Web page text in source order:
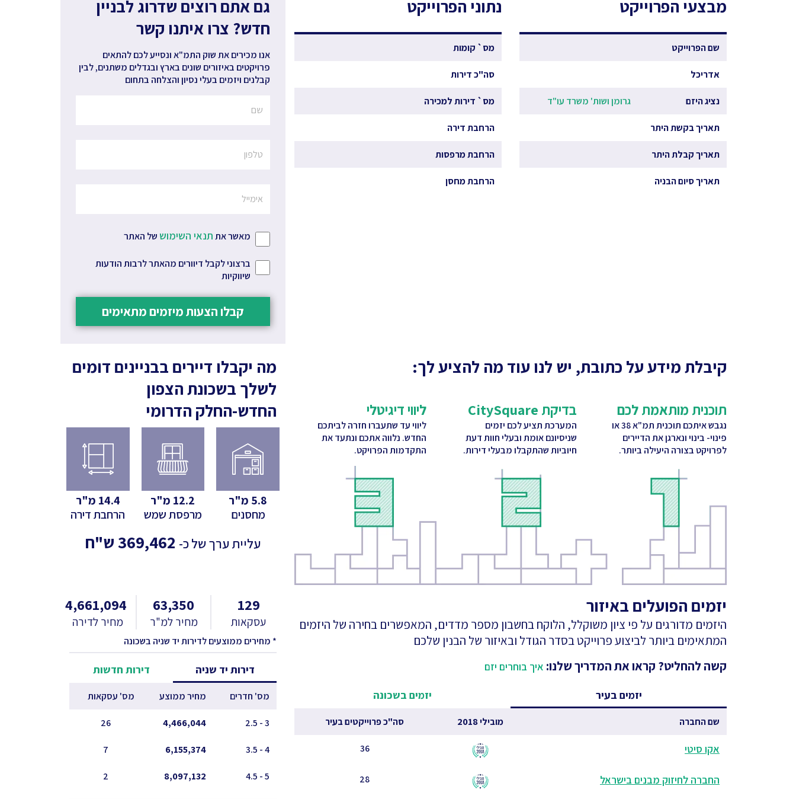
מבצעי הפרוייקט
שם הפרוייקט
אדריכל
נציג היזם גרומן ושות' משרד עו"ד
תאריך בקשת היתר
תאריך קבלת היתר
תאריך סיום הבניה
נתוני הפרוייקט
מס` קומות
סה"כ דירות
מס` דירות למכירה
הרחבת דירה
הרחבת מרפסות
הרחבת מחסן
גם אתם רוצים שדרוג לבניין
חדש? צרו איתנו קשר
אנו מכירים את שוק התמ"א ונסייע לכם להתאים
פרויקטים באיזורים שונים בארץ ובגדלים משתנים, לבין
קבלנים ויזמים בעלי נסיון והצלחה בתחום
מאשר אתתנאי השימוש של האתר
ברצוני לקבל דיוורים מהאתר לרבות הודעות
שיווקיות
קבלו הצעות מיזמים מתאימים
קיבלת מידע על כתובת, יש לנו עוד מה להציע לך:
תוכנית מותאמת לכם
נגבש איתכם תוכנית תמ"א 38 או
פינוי- בינוי ונארגן את הדיירים
לפרויקט בצורה היעילה ביותר.
בדיקת CitySquare
המערכת תציע לכם יזמים
שניסיונם אומת ובעלי חוות דעת
חיוביות שהתקבלו מבעלי דירות.
ליווי דיגיטלי
ליווי עד שתעברו חזרה לביתכם
החדש. נלווה אתכם ונתעד את
התקדמות הפרויקט.
מה יקבלו דיירים בבניינים דומים
לשלך בשכונת הצפון
החדש-החלק הדרומי
5.8 מ"ר
מחסנים
12.2 מ"ר
מרפסת שמש
14.4 מ"ר
הרחבת דירה
עליית ערך של כ- ש"ח
יזמים הפועלים באיזור
היזמים מדורגים על פי ציון משוקלל, הלוקח בחשבון מספר מדדים, המאפשרים בחירה של היזמים
המתאימים ביותר לביצוע פרוייקט בסדר הגודל ובאיזור של הבנין שלכם
קשה להחליט? קראו את המדריך שלנו: איך בוחרים יזם
יזמים בעיר יזמים בשכונה
שם החברה מובילי 2018 סה"כ פרוייקטים בעיר
אקו סיטי 36
החברה לחיזוק מבנים בישראל 28
129
עסקאות
63,350
מחיר למ"ר
4,661,094
מחיר לדירה
* מחירים ממוצעים לדירות יד שניה בשכונה
דירות יד שניה דירות חדשות
מס' חדרים מחיר ממוצע מס' עסקאות
3 - 2.5
4,466,044
26
4 - 3.5
6,155,374
7
5 - 4.5
8,097,132
2